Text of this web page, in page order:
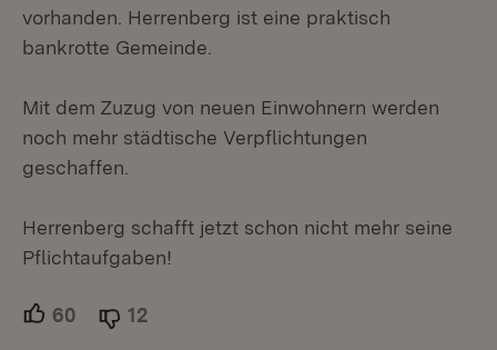
vorhanden. Herrenberg ist eine praktisch
bankrotte Gemeinde.
Mit dem Zuzug von neuen Einwohnern werden
noch mehr städtische Verpflichtungen
geschaffen.
Herrenberg schafft jetzt schon nicht mehr seine
Pflichtaufgaben!
60 Unterstützer.
12